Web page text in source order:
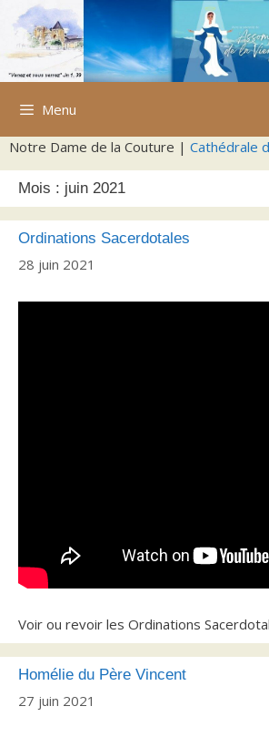
Aller
contenu
Menu
Notre Dame de la Couture | Cathédrale
Mois : juin 2021
Ordinations Sacerdotales
28 juin 2021
Voir ou revoir les Ordinations
Homélie du Père Vincent
27 juin 2021